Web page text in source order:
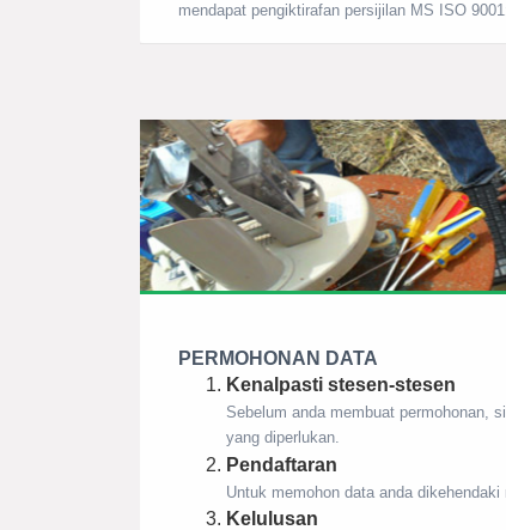
mendapat pengiktirafan persijilan MS ISO
PERMOHONAN DATA
Kenalpasti stesen-stesen
Sebelum anda membuat permohonan,
yang diperlukan.
Pendaftaran
Untuk memohon data anda
Kelulusan